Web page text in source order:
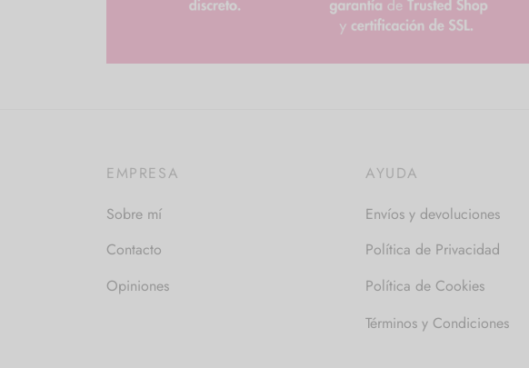
EMPRESA
Sobre mí
Contacto
Opiniones
AYUDA
Envíos y devoluciones
Política de Privacidad
Política de Cookies
Términos y Condiciones